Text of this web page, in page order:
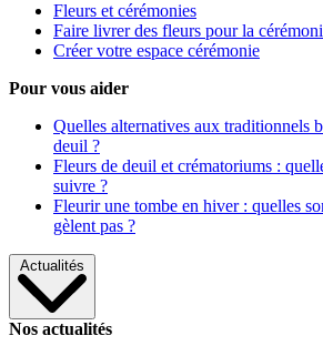
Fleurs et cérémonies
Faire livrer des fleurs pour la
Créer votre espace cérémonie
Pour vous aider
Quelles alternatives aux traditionnels
deuil ?
Fleurs de deuil et crématoriums :
suivre ?
Fleurir une tombe en hiver : quelles
gèlent pas ?
Actualités
Nos actualités